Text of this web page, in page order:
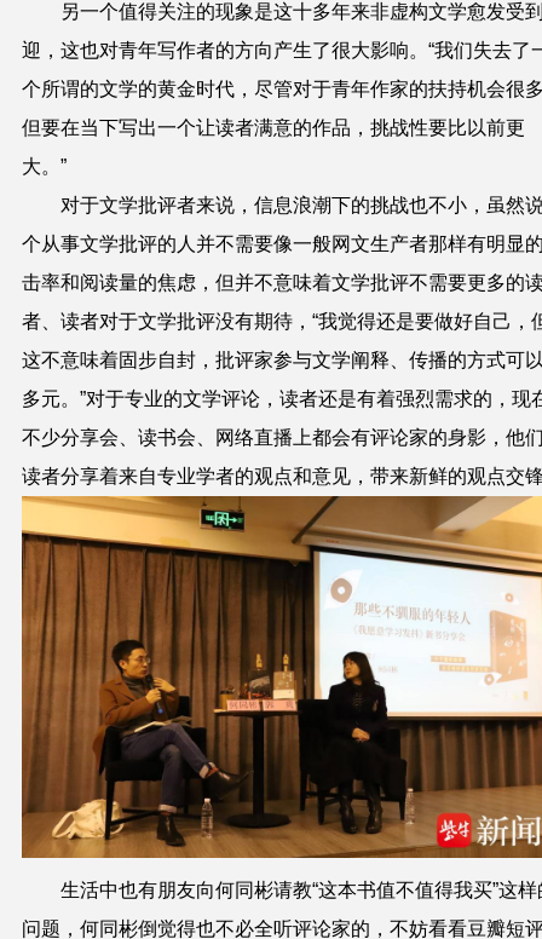
另一个值得关注的现象是这十多年来非虚构文学愈发受
迎，这也对青年写作者的方向产生了很大影响。“我们失去了
个所谓的文学的黄金时代，尽管对于青年作家的扶持机会很
但要在当下写出一个让读者满意的作品，挑战性要比以前更
大。”
对于文学批评者来说，信息浪潮下的挑战也不小，虽然
个从事文学批评的人并不需要像一般网文生产者那样有明显
击率和阅读量的焦虑，但并不意味着文学批评不需要更多的
者、读者对于文学批评没有期待，“我觉得还是要做好自己，
这不意味着固步自封，批评家参与文学阐释、传播的方式可
多元。”对于专业的文学评论，读者还是有着强烈需求的，现
不少分享会、读书会、网络直播上都会有评论家的身影，他
读者分享着来自专业学者的观点和意见，带来新鲜的观点交
生活中也有朋友向何同彬请教“这本书值不值得我买”这样
问题，何同彬倒觉得也不必全听评论家的，不妨看看豆瓣短